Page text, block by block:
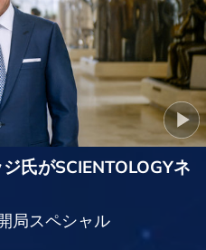
氏がSCIENTOLOGYネ
局スペシャル